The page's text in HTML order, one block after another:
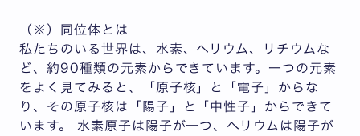
（※）同位体とは
私たちのいる世界は、水素、ヘリウム、リチウムな
ど、約90種類の元素からできています。一つの元素
をよく見てみると、「原子核」と「電子」からな
り、その原子核は「陽子」と「中性子」からできて
います。 水素原子は陽子が一つ、ヘリウムは陽子が